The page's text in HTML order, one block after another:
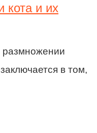
кота и их
размножении
в том,